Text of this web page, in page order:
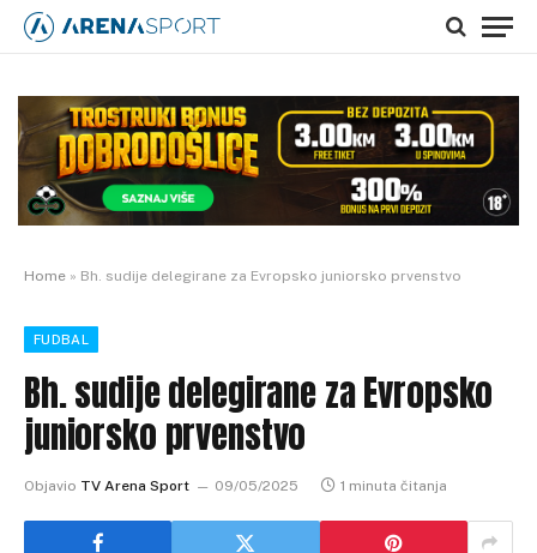
Home » Bh. sudije delegirane za Evropsko juniorsko prvenstvo
FUDBAL
Bh. sudije delegirane za Evropsko
juniorsko prvenstvo
Objavio TV Arena Sport 09/05/2025 1 minuta čitanja